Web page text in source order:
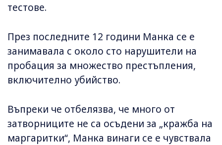
тестове.
През последните 12 години Манка се е
занимавала с около сто нарушители на
пробация за множество престъпления,
включително убийство.
Въпреки че отбелязва, че много от
затворниците не са осъдени за „кражба на
маргаритки“, Манка винаги се е чувствала